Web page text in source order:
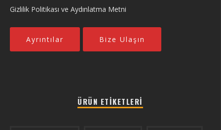
Gizlilik Politikası ve Aydınlatma Metni
Ayrıntılar Bize Ulaşın
ÜRÜN ETIKETLERI